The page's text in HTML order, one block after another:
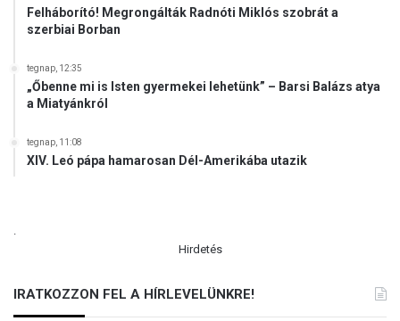
Felháborító! Megrongálták Radnóti Miklós szobrát a
szerbiai Borban
tegnap, 12:35
„Őbenne mi is Isten gyermekei lehetünk” – Barsi Balázs atya
a Miatyánkról
tegnap, 11:08
XIV. Leó pápa hamarosan Dél-Amerikába utazik
Hirdetés
IRATKOZZON FEL A HÍRLEVELÜNKRE!